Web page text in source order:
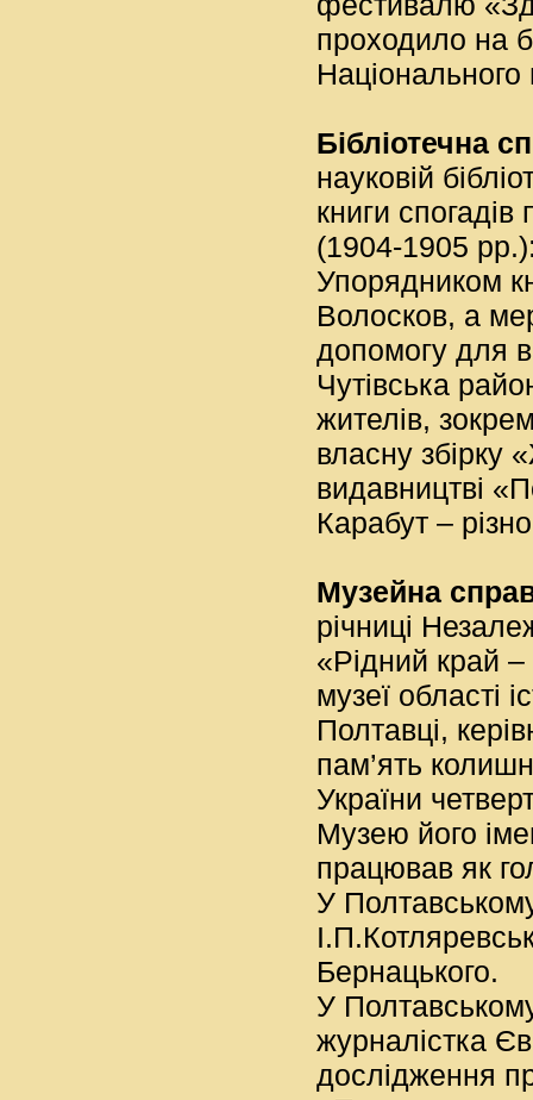
проходило на
Національного
Бібліотечна
науковій
книги
(1904-1905
Упорядником
Волосков, а
допомогу для
Чутівська
жителів,
власну
видавництві
Карабут –
Музейна
річниці
«Рідний край –
музеї області
Полтавці,
пам’ять
України
Музею його
працював як
У
Бернацького.
У
журналістка
дослідження